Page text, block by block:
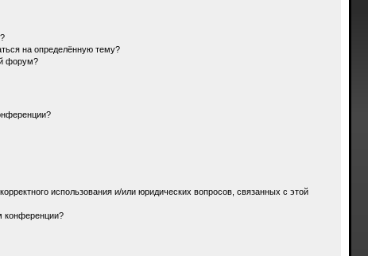
на определённую тему?
форум?
использования и/или юридических вопросов, связанных с этой
конференции?